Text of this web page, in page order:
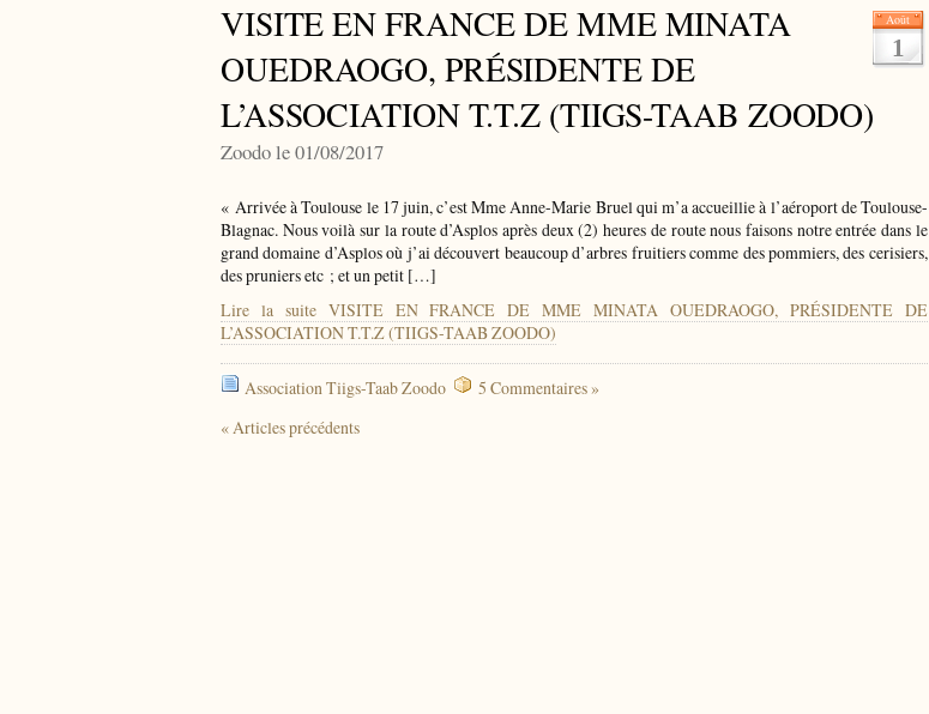
Août
1
VISITE EN FRANCE DE MME MINATA
OUEDRAOGO, PRÉSIDENTE DE
L’ASSOCIATION T.T.Z (TIIGS-TAAB ZOODO)
Zoodo le 01/08/2017
« Arrivée à Toulouse le 17 juin, c’est Mme Anne-Marie Bruel qui m’a accueillie à l’aéroport de Toulouse-
Blagnac. Nous voilà sur la route d’Asplos après deux (2) heures de route nous faisons notre entrée dans le
grand domaine d’Asplos où j’ai découvert beaucoup d’arbres fruitiers comme des pommiers, des cerisiers,
des pruniers etc ; et un petit […]
Lire la suite VISITE EN FRANCE DE MME MINATA OUEDRAOGO, PRÉSIDENTE DE
L’ASSOCIATION T.T.Z (TIIGS-TAAB ZOODO)
Association Tiigs-Taab Zoodo
5 Commentaires »
« Articles précédents